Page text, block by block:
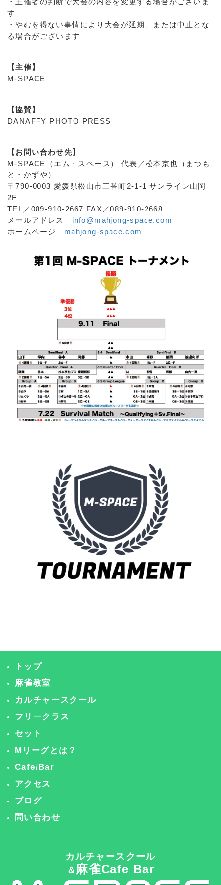
・主催者の判断で大会の内容を変更する場合がございま
す
・やむを得ない事情により大会が延期、または中止とな
る場合がございます
【主催】
M-SPACE
【協賛】
DANAFFY PHOTO PRESS
【お問い合わせ先】
M-SPACE（エム・スペース） 代表／松本京也（まつも
と・かずや）
〒790-0003 愛媛県松山市三番町2-1-1 サンライン山岡
2F
TEL／089-910-2667 FAX／089-910-2668
メールアドレス info@mahjong-space.com
ホームページ mahjong-space.com
トップ
麻雀教室
カルチャースクール
フリークラス
セット
Mリーグとは？
Cafe/Bar
アクセス
ブログ
問い合わせ
カルチャースクール
＆ 麻雀Cafe Bar